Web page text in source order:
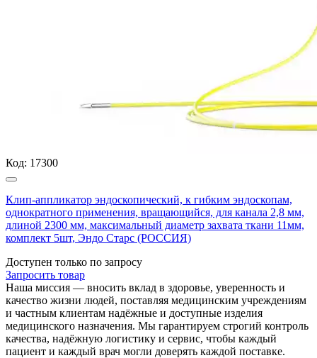
Код: 17300
Клип-аппликатор эндоскопический, к гибким эндоскопам,
однократного применения, вращающийся, для канала 2,8 мм,
длиной 2300 мм, максимальный диаметр захвата ткани 11мм,
комплект 5шт, Эндо Старс (РОССИЯ)
Доступен только по запросу
Запросить товар
Наша миссия — вносить вклад в здоровье, уверенность и
качество жизни людей, поставляя медицинским учреждениям
и частным клиентам надёжные и доступные изделия
медицинского назначения. Мы гарантируем строгий контроль
качества, надёжную логистику и сервис, чтобы каждый
пациент и каждый врач могли доверять каждой поставке.